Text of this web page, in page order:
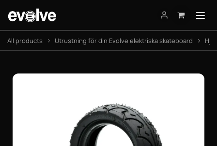
All products Utrustning för din Evolve elektriska skateboard Hjul